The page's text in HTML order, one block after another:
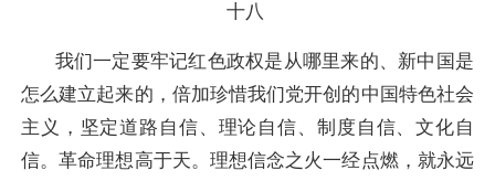
十八
我们一定要牢记红色政权是从哪里来的、新中国是
怎么建立起来的，倍加珍惜我们党开创的中国特色社会
主义，坚定道路自信、理论自信、制度自信、文化自
信。革命理想高于天。理想信念之火一经点燃，就永远